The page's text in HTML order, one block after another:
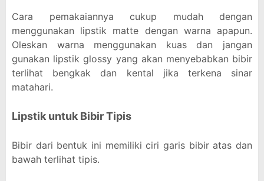
Cara pemakaiannya cukup mudah dengan
menggunakan lipstik matte dengan warna apapun.
Oleskan warna menggunakan kuas dan jangan
gunakan lipstik glossy yang akan menyebabkan bibir
terlihat bengkak dan kental jika terkena sinar
matahari.
Lipstik untuk Bibir Tipis
Bibir dari bentuk ini memiliki ciri garis bibir atas dan
bawah terlihat tipis.